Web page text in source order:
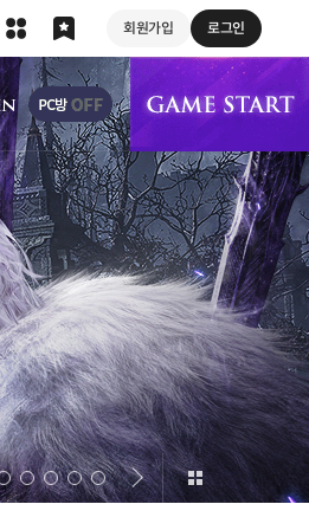
회원가입 로그인